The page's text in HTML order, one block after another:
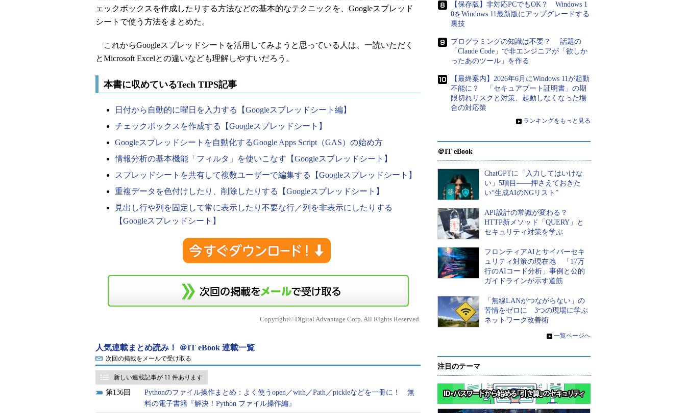
ェックボックスを作成したりする方法などの基本的なテクニックを、Googleスプレッド
シートで使う方法をまとめた。
これからGoogleスプレッドシートを活用してみようと思っている人は、一読いただく
とMicrosoft Excelとの違いなども理解しやすいだろう。
本書に収めているTech TIPS記事
日付から自動的に曜日を入力する【Googleスプレッドシート編】
チェックボックスを作成する【Googleスプレッドシート】
Googleスプレッドシートを自動化するGoogle Apps Script（GAS）の始め方
情報分析の基本機能「フィルタ」を使いこなす【Googleスプレッドシート】
スプレッドシートを共有して複数ユーザーで編集する【Googleスプレッドシート】
重複データを色付けしたり、削除したりする【Googleスプレッドシート】
見出し行や列を固定して常に表示したり不要な行／列を非表示にしたりする
【Googleスプレッドシート】
Copyright© Digital Advantage Corp. All Rights Reserved.
人気連載まとめ読み！ ＠IT eBook 連載一覧
次回の掲載をメールで受け取る
新しい連載記事が 11 件あります
136
Pythonのファイル操作まとめ：よく使うopen／with／Path／pickleなどを一冊に！ 無
料の電子書籍『解決！Python ファイル操作編』
【保存版】非対応PCでもOK？ Windows 1
0をWindows 11最新版にアップグレードする
裏技
プログラミングの知識は不要？ 話題の
「Claude Code」で非エンジニアが「欲しか
ったあのツール」を作る
【最終案内】2026年6月にWindows 11が起動
不能に？ 「セキュアブート証明書」の期
限切れリスクと対策、起動しなくなった場
合の対応策
» ランキングをもっと見る
＠IT eBook
ChatGPTに「入力してはいけな
い」5項目――押さえておきた
い“生成AIのNGリスト”
API設計の常識が変わる？
HTTP新メソッド「QUERY」と
セキュリティ対策を学ぶ
フロンティアAIとサイバーセキ
ュリティ対策の現在地 「17万
行のAIコード分析」事例と公的
ガイドラインが示す道筋
「無線LANがつながらない」の
苦情をゼロに 3つの現場に学ぶ
ネットワーク改善術
» 一覧ページへ
注目のテーマ